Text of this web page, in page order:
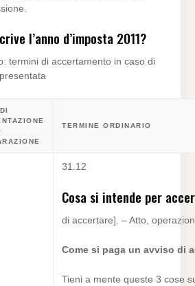
l’anno d’imposta 2011?
termini di accertamento in caso di
TERMINE ORDINARIO
31.12
Cosa si intende per
di accertare]. – Atto,
Come si paga un avviso di
Tieni a mente queste 3 cose